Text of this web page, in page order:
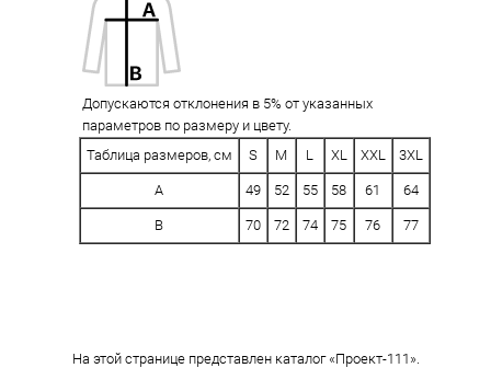
Допускаются отклонения в 5% от указанных
параметров по размеру и цвету.
Таблица размеров, см
S M L XL XXL 3XL
A 49 52 55 58 61 64
B 70 72 74 75 76 77
На этой странице представлен каталог «Проект-111».